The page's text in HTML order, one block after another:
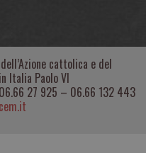
cattolica e del
Italia Paolo VI
27 925 – 06.66 132 443